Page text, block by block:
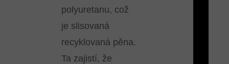
polyuretanu, což
je slisovaná
recyklovaná pěna.
Ta zajistí, že